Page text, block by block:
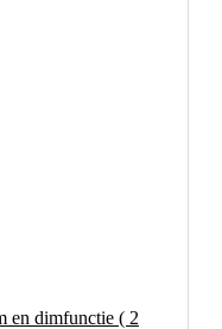
en dimfunctie ( 2